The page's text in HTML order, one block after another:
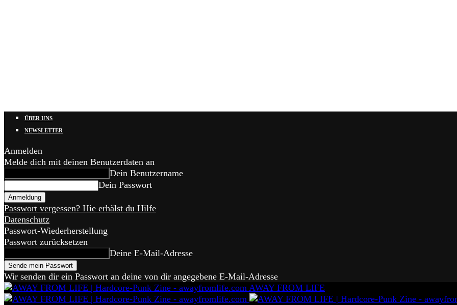
ÜBER UNS
NEWSLETTER
Anmelden
Melde dich mit deinen Benutzerdaten an
Dein Benutzername
Dein Passwort
Passwort vergessen? Hie erhälst du Hilfe
Datenschutz
Passwort-Wiederherstellung
Passwort zurücksetzen
Deine E-Mail-Adresse
Wir senden dir ein Passwort an deine von dir angegebene E-Mail-Adresse
AWAY FROM LIFE